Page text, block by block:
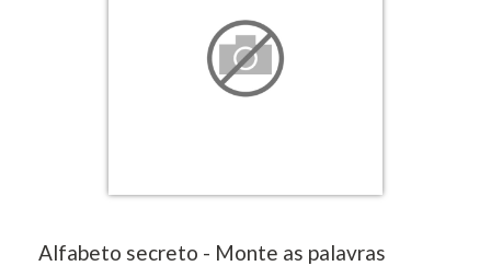
Alfabeto secreto - Monte as palavras